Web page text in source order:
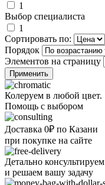
1
Выбор специалиста
1
Сортировать по:
Порядок
Элементов на страницу
Колеруем в любой цвет.
Помощь с выбором
Доставка 0₽ по Казани
при покупке на сайте
Детально консультируем
и решаем вашу задачу